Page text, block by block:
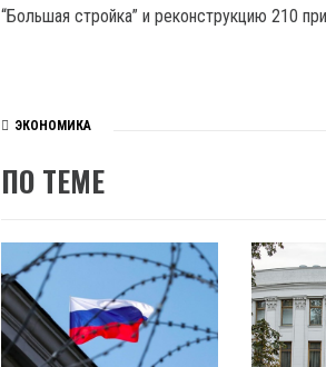
“Большая стройка” и реконструкцию 210
ЭКОНОМИКА
ПО ТЕМЕ